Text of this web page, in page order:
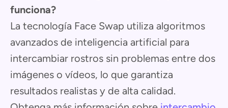
funciona?
La tecnología Face Swap utiliza algoritmos
avanzados de inteligencia artificial para
intercambiar rostros sin problemas entre dos
imágenes o vídeos, lo que garantiza
resultados realistas y de alta calidad.